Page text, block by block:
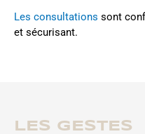
Les consultations sont
et sécurisant.
LES GESTES